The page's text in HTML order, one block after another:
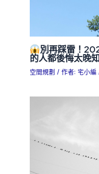
別再踩雷！
的人都後悔太晚
空間規劃 / 作者: 宅小編